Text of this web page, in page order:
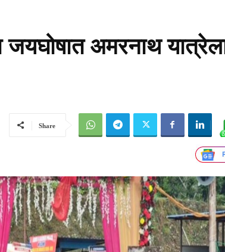
जयघोषात अमरनाथ
Share